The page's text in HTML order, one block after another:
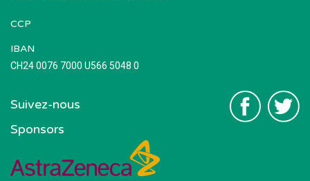
CCP
IBAN
CH24 0076 7000 U566 5048 0
Suivez-nous
Sponsors